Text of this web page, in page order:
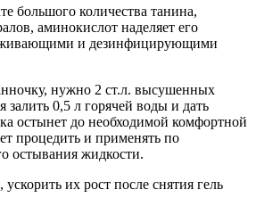
большого количества танина,
аминокислот наделяет его
и дезинфицирующими
нужно 2 ст.л. высушенных
залить 0,5 л горячей воды и дать
остынет до необходимой комфортной
процедить и применять по
остывания жидкости.